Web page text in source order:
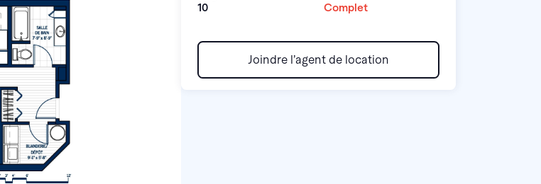
10 Complet
Joindre l’agent de location